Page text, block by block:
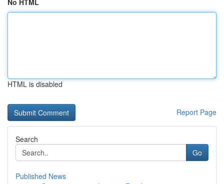
No HTML
HTML is disabled
Report Page
Search
Go
Published News